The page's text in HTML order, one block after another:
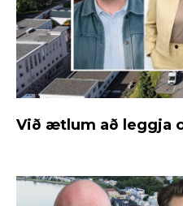
Við ætlum að leggja